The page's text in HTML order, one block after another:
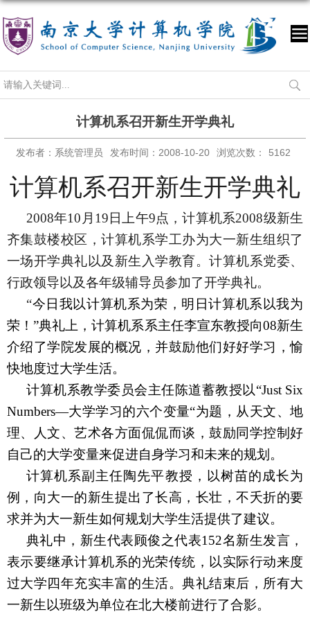
计算机系召开新生开学典礼
发布者：系统管理员 发布时间：2008-10-20 浏览次数： 5162
计算机系召开新生开学典礼
2008年10 月 19日上午9点，计算机系2008级新生
齐集鼓楼校区，计算机系学工办为大一新生组织了
一场开学典礼以及新生入学教育。计算机系党委、
行政领导以及各年级辅导员参加了开学典礼。
“今日我以计算机系为荣，明日计算机系以我为
荣！”典礼上，计算机系系主任李宣东教授向08新生
介绍了学院发展的概况，并鼓励他们好好学习，愉
快地度过大学生活。
计算机系教学委员会主任陈道蓄教授以“Just Six
Numbers—大学学习的六个变量“为题，从天文、地
理、人文、艺术各方面侃侃而谈，鼓励同学控制好
自己的大学变量来促进自身学习和未来的规划。
计算机系副主任陶先平教授，以树苗的成长为
例，向大一的新生提出了长高，长壮，不夭折的要
求并为大一新生如何规划大学生活提供了建议。
典礼中，新生代表顾俊之代表152名新生发言，
表示要继承计算机系的光荣传统，以实际行动来度
过大学四年充实丰富的生活。典礼结束后，所有大
一新生以班级为单位在北大楼前进行了合影。